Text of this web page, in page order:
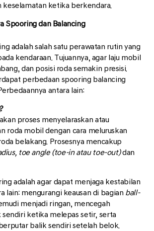
keselamatan ketika berkendara.
Spooring dan Balancing
adalah salah satu perawatan rutin yang
kendaraan. Tujuannya, agar laju mobil
dan posisi roda semakin presisi.
perbedaan spooring balancing
antara lain:
proses menyelaraskan atau
roda mobil dengan cara meluruskan
belakang. Prosesnya mencakup
toe angle (toe-in atau toe-out)dan
adalah agar dapat menjaga kestabilan
lain: mengurangi keausan di bagian ball-
menjadi ringan, mencegah
ketika melepas setir, serta
balik sendiri setelah belok.